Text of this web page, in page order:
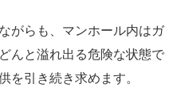
がらも、マンホール内はガ
んと溢れ出る危険な状態で
を引き続き求めます。